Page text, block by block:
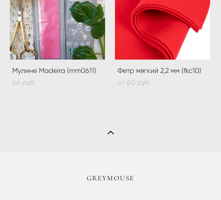
Мулине Madeira (mm0611)
66 pуб.
Фетр мягкий 2,2 мм (fkc10)
от 60 pуб.
​GREYMOUSE